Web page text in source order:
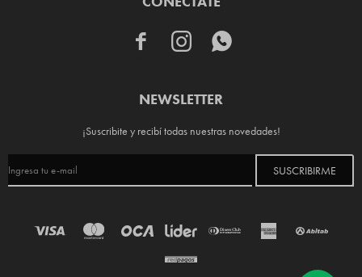
  
NEWSLETTER
¡Suscribite y recibí todas nuestras novedades!
SUSCRIBIRME